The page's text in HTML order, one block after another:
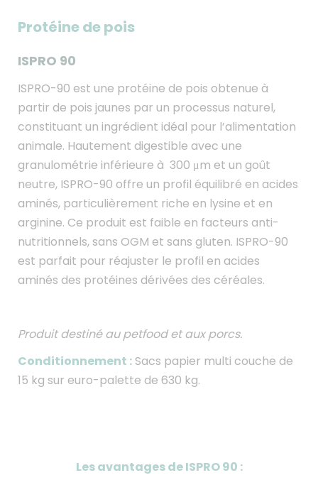
Protéine de pois
ISPRO 90
ISPRO-90 est une protéine de pois obtenue à
partir de pois jaunes par un processus naturel,
constituant un ingrédient idéal pour l’alimentation
animale. Hautement digestible avec une
granulométrie inférieure à 300 μm et un goût
neutre, ISPRO-90 offre un profil équilibré en acides
aminés, particulièrement riche en lysine et en
arginine. Ce produit est faible en facteurs anti-
nutritionnels, sans OGM et sans gluten. ISPRO-90
est parfait pour réajuster le profil en acides
aminés des protéines dérivées des céréales.
Produit destiné au petfood et aux porcs.
Conditionnement : Sacs papier multi couche de
15 kg sur euro-palette de 630 kg.
Les avantages de ISPRO 90 :